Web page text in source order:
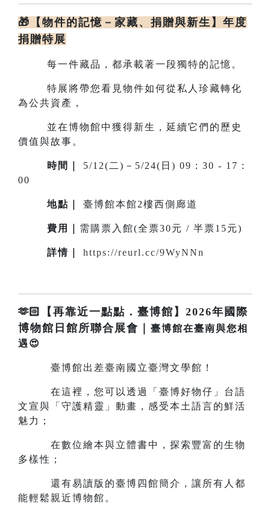
🎁【物件的記憶－家藏、捐贈與新生】年度
捐贈特展
每一件藏品，都承載著一段獨特的記憶。
特展將帶您看見物件如何從私人珍藏轉化
為公共資產，
並在博物館中獲得新生，延續它們的歷史
價值與故事。
時間｜
5/12(二)－5/24(日) 09：30 - 17：
00
地點 臺博館本館2樓西側廊道
費用｜ 需購票入館(全票30元 / 半票15元)
詳情 https://reurl.cc/9WyNNn
🫶🏻【再靠近一點點．臺博館】2026年國際
博物館日館所聯合展會｜ 臺博館在臺南與您相
遇😍
臺博館出差臺南國立臺灣文學館！
在這裡，您可以透過「臺博好物仔」台語
文宣與「守護精靈」動畫，感受本土語言的鮮活
魅力；
在數位繪本與立體書中，探索豐富的生物
多樣性；
還有易讀版的臺博四館簡介，讓所有人都
能輕鬆親近博物館。